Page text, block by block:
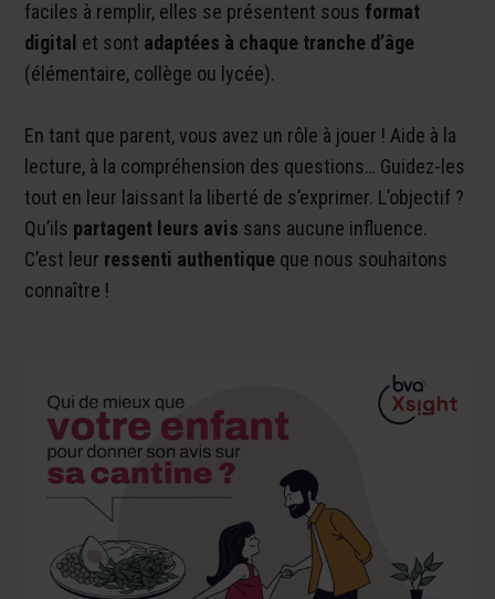
faciles à remplir, elles se présentent sous format
digital et sont adaptées à chaque tranche d’âge
(élémentaire, collège ou lycée).
En tant que parent, vous avez un rôle à jouer ! Aide à la
lecture, à la compréhension des questions… Guidez-les
tout en leur laissant la liberté de s’exprimer. L’objectif ?
Qu’ils partagent leurs avis sans aucune influence.
C’est leur ressenti authentique que nous souhaitons
connaître !